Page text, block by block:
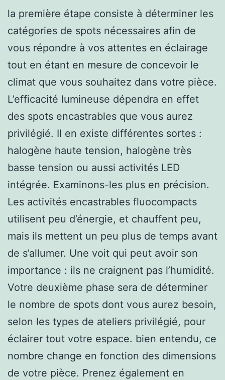
la première étape consiste à déterminer les
catégories de spots nécessaires afin de
vous répondre à vos attentes en éclairage
tout en étant en mesure de concevoir le
climat que vous souhaitez dans votre pièce.
L’efficacité lumineuse dépendra en effet
des spots encastrables que vous aurez
privilégié. Il en existe différentes sortes :
halogène haute tension, halogène très
basse tension ou aussi activités LED
intégrée. Examinons-les plus en précision.
Les activités encastrables fluocompacts
utilisent peu d’énergie, et chauffent peu,
mais ils mettent un peu plus de temps avant
de s’allumer. Une voit qui peut avoir son
importance : ils ne craignent pas l’humidité.
Votre deuxième phase sera de déterminer
le nombre de spots dont vous aurez besoin,
selon les types de ateliers privilégié, pour
éclairer tout votre espace. bien entendu, ce
nombre change en fonction des dimensions
de votre pièce. Prenez également en